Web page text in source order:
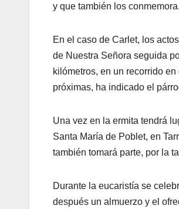
y que también los conmemora.
En el caso de Carlet, los
de Nuestra Señora seguida
kilómetros, en un recorrido
próximas, ha indicado el
Una vez en la ermita tendrá
Santa María de Poblet, en
también tomará parte, por la
Durante la eucaristía se
después un almuerzo y el